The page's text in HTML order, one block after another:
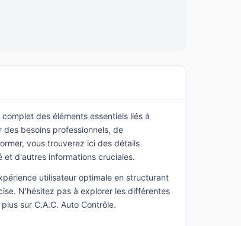
des éléments essentiels liés à
des besoins professionnels, de
vous trouverez ici des détails
d'autres informations cruciales.
utilisateur optimale en structurant
N'hésitez pas à explorer les différentes
sur C.A.C. Auto Contrôle.